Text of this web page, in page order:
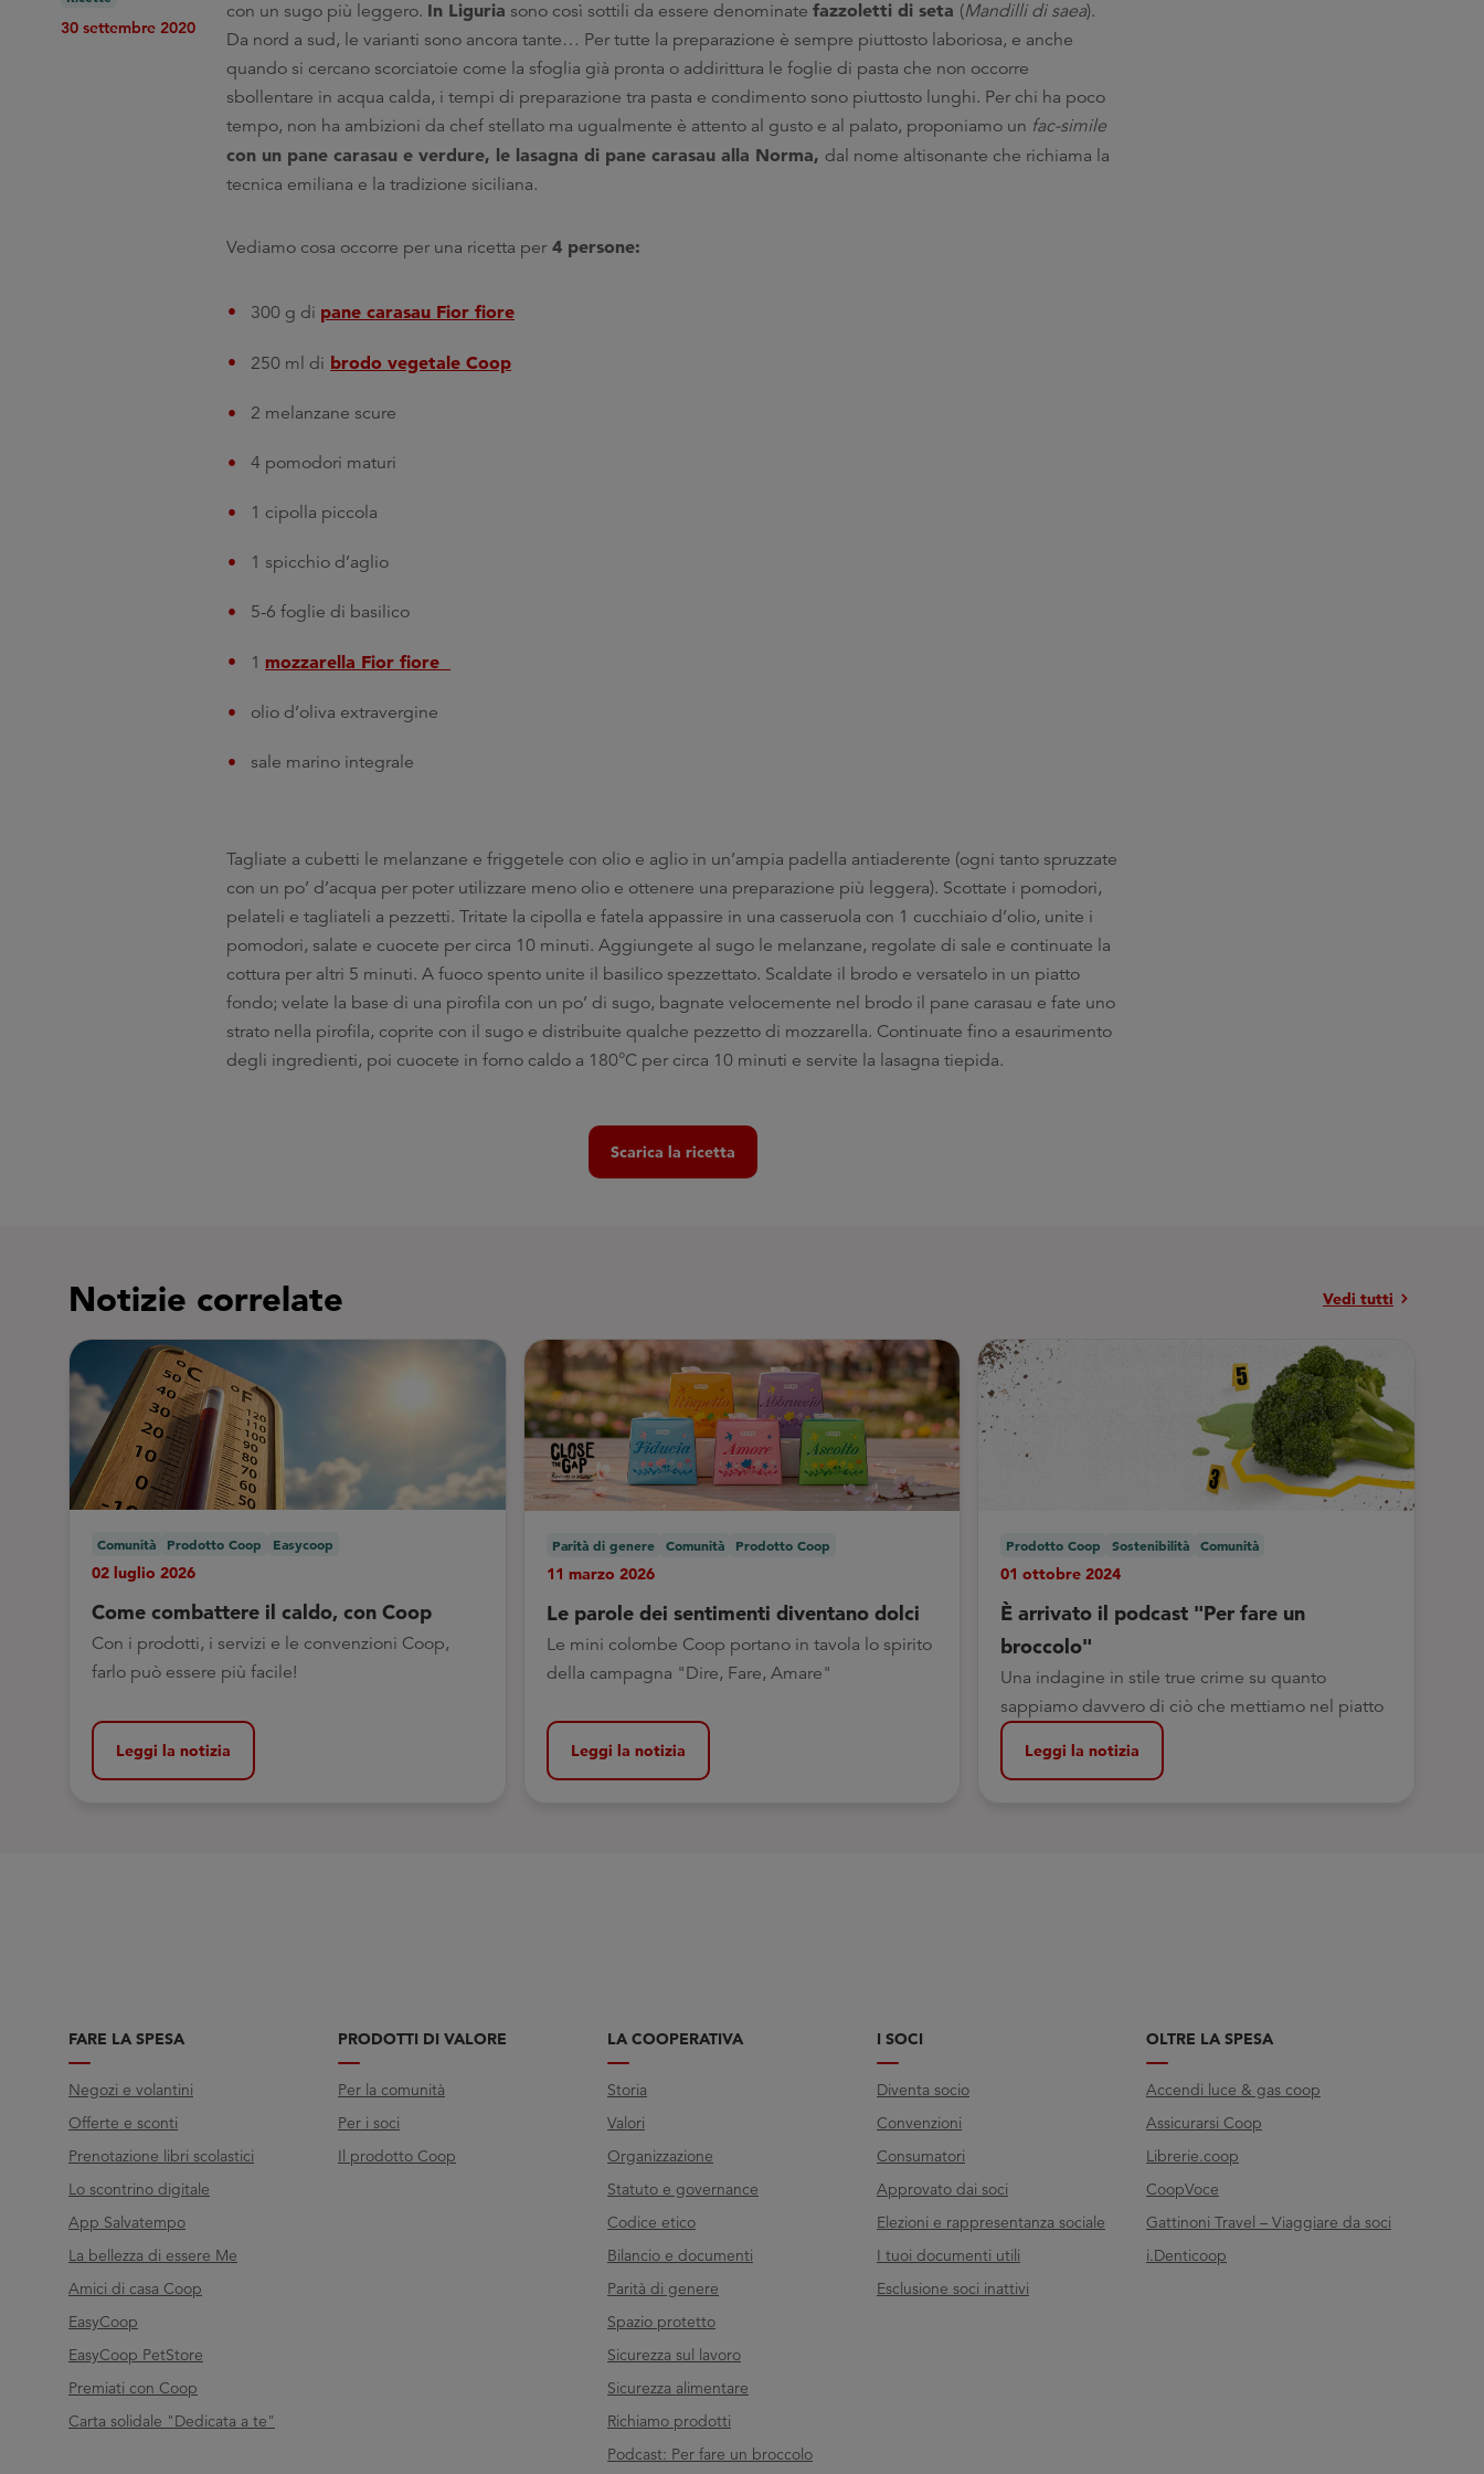
30 settembre 2020
con un sugo più leggero. In Liguria sono così sottili da essere denominate fazzoletti di seta (Mandilli di saea).
Da nord a sud, le varianti sono ancora tante… Per tutte la preparazione è sempre piuttosto laboriosa, e anche
quando si cercano scorciatoie come la sfoglia già pronta o addirittura le foglie di pasta che non occorre
sbollentare in acqua calda, i tempi di preparazione tra pasta e condimento sono piuttosto lunghi. Per chi ha poco
tempo, non ha ambizioni da chef stellato ma ugualmente è attento al gusto e al palato, proponiamo un fac-simile
con un pane carasau e verdure, le lasagna di pane carasau alla Norma, dal nome altisonante che richiama la
tecnica emiliana e la tradizione siciliana.
Vediamo cosa occorre per una ricetta per4 persone:
300 g di pane carasau Fior fiore
250 ml di brodo vegetale Coop
2 melanzane scure
4 pomodori maturi
1 cipolla piccola
1 spicchio d’aglio
5-6 foglie di basilico
1 mozzarella Fior fiore
olio d’oliva extravergine
sale marino integrale
Tagliate a cubetti le melanzane e friggetele con olio e aglio in un’ampia padella antiaderente (ogni tanto spruzzate
con un po’ d’acqua per poter utilizzare meno olio e ottenere una preparazione più leggera). Scottate i pomodori,
pelateli e tagliateli a pezzetti. Tritate la cipolla e fatela appassire in una casseruola con 1 cucchiaio d’olio, unite i
pomodori, salate e cuocete per circa 10 minuti. Aggiungete al sugo le melanzane, regolate di sale e continuate la
cottura per altri 5 minuti. A fuoco spento unite il basilico spezzettato. Scaldate il brodo e versatelo in un piatto
fondo; velate la base di una pirofila con un po’ di sugo, bagnate velocemente nel brodo il pane carasau e fate uno
strato nella pirofila, coprite con il sugo e distribuite qualche pezzetto di mozzarella. Continuate fino a esaurimento
degli ingredienti, poi cuocete in forno caldo a 180°C per circa 10 minuti e servite la lasagna tiepida.
Scarica la ricetta
Notizie correlate Vedi tutti chevron_right
Comunità Prodotto Coop Easycoop
02 luglio 2026
Come combattere il caldo, con Coop
Con i prodotti, i servizi e le convenzioni Coop,
farlo può essere più facile!
Leggi la notizia
Parità di genere Comunità Prodotto Coop
11 marzo 2026
Le parole dei sentimenti diventano dolci
Le mini colombe Coop portano in tavola lo spirito
della campagna "Dire, Fare, Amare"
Leggi la notizia
Prodotto Coop Sostenibilità Comunità
01 ottobre 2024
È arrivato il podcast "Per fare un
broccolo"
Una indagine in stile true crime su quanto
sappiamo davvero di ciò che mettiamo nel piatto
Leggi la notizia
FARE LA SPESA
Negozi e volantini
Offerte e sconti
Prenotazione libri scolastici
Lo scontrino digitale
App Salvatempo
La bellezza di essere Me
Amici di casa Coop
EasyCoop
EasyCoop PetStore
Premiati con Coop
Carta solidale "Dedicata a te"
PRODOTTI DI VALORE
Per la comunità
Per i soci
Il prodotto Coop
LA COOPERATIVA
Storia
Valori
Organizzazione
Statuto e governance
Codice etico
Bilancio e documenti
Parità di genere
Spazio protetto
Sicurezza sul lavoro
Sicurezza alimentare
Richiamo prodotti
Podcast: Per fare un broccolo
I SOCI
Diventa socio
Convenzioni
Consumatori
Approvato dai soci
Elezioni e rappresentanza sociale
I tuoi documenti utili
Esclusione soci inattivi
OLTRE LA SPESA
Accendi luce & gas coop
Assicurarsi Coop
Librerie.coop
CoopVoce
Gattinoni Travel – Viaggiare da soci
i.Denticoop